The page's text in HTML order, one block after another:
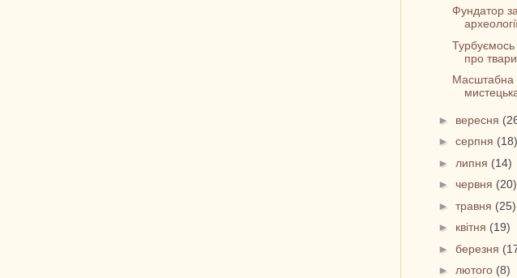
Фундатор
про
Масштабна
► вересня
►серпня (18)
► липня (14)
►червня (20)
►травня (25)
► квітня (19)
►березня
►лютого (8)